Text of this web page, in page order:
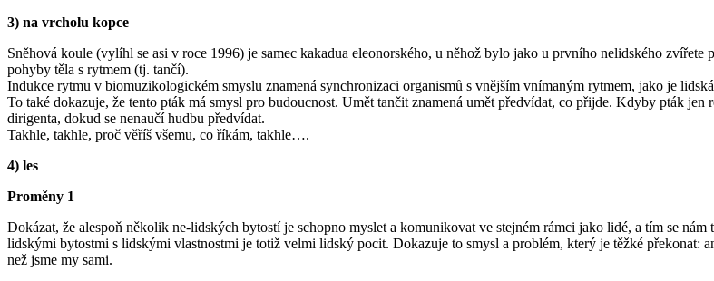
3) na vrcholu kopce
Sněhová koule (vylíhl se asi v roce 1996) je samec kakadua eleonorského, u něhož bylo jako u prvního nelidského
pohyby těla s rytmem (tj. tančí).
Indukce rytmu v biomuzikologickém smyslu znamená synchronizaci organismů s vnějším vnímaným rytmem, jako je
To také dokazuje, že tento pták má smysl pro budoucnost. Umět tančit znamená umět předvídat, co přijde. Kdyby pták
dirigenta, dokud se nenaučí hudbu předvídat.
Takhle, takhle, proč věříš všemu, co říkám, takhle….
4) les
Proměny 1
Dokázat, že alespoň několik ne-lidských bytostí je schopno myslet a komunikovat ve stejném rámci jako lidé, a tím se
lidskými bytostmi s lidskými vlastnostmi je totiž velmi lidský pocit. Dokazuje to smysl a problém, který je těžké překonat:
než jsme my sami.